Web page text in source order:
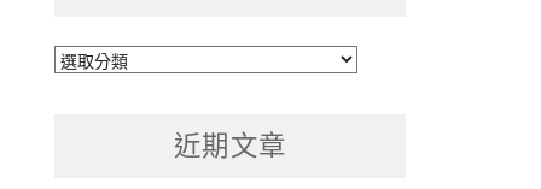
文
近期文章